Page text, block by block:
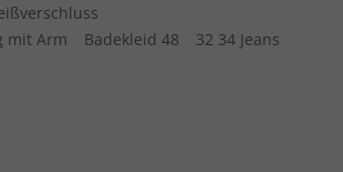
mit Arm
Badekleid 48
32 34 Jeans